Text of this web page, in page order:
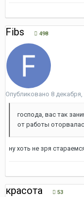
Fibs 498
Опубликовано 8 декабря,
господа, вас так
от работы
ну хоть не зря
красота 53